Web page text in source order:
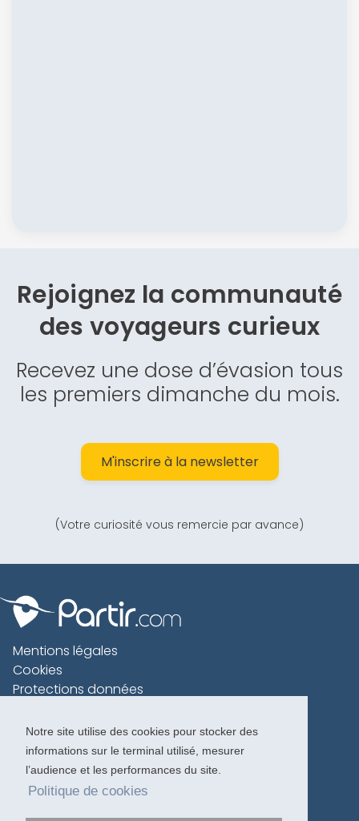
Notre site utilise des cookies pour stocker des
informations sur le terminal utilisé, mesurer
l’audience et les performances du site.
Politique de cookies
Rejoignez la communauté
desvoyageurs curieux
Recevez une dose d’évasion tous
les premiers dimanche du mois.
M'inscrire à la newsletter
(Votre curiosité vous remercie par avance)
Mentions légales
Cookies
Protections données
Charte voyageur
Copyright 1996-2026